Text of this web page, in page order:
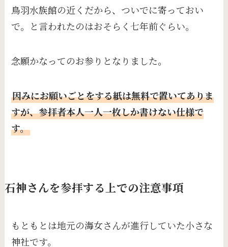
鳥羽水族館の近くだから、ついでに寄っておい
で。と言われたのはおそらく七年前ぐらい。
念願かなってのお参りとなりました。
因みにお願いごとをする紙は無料で置いてありま
すが、参拝者本人一人一枚しか書けない仕様で
す。
石神さんを参拝する上での注意事項
もともとは地元の海女さんが進行していた小さな
神社です。